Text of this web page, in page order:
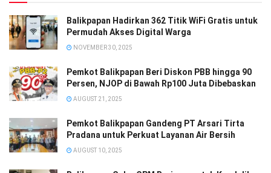
Balikpapan Hadirkan 362 Titik WiFi Gratis untuk
Permudah Akses Digital Warga
NOVEMBER 30, 2025
Pemkot Balikpapan Beri Diskon PBB hingga 90
Persen, NJOP di Bawah Rp100 Juta Dibebaskan
AUGUST 21, 2025
Pemkot Balikpapan Gandeng PT Arsari Tirta
Pradana untuk Perkuat Layanan Air Bersih
AUGUST 10, 2025